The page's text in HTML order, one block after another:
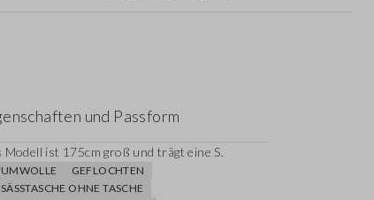
und Passform
Modell ist 175cm groß und trägt eine S.
GEFLOCHTEN
OHNE TASCHE